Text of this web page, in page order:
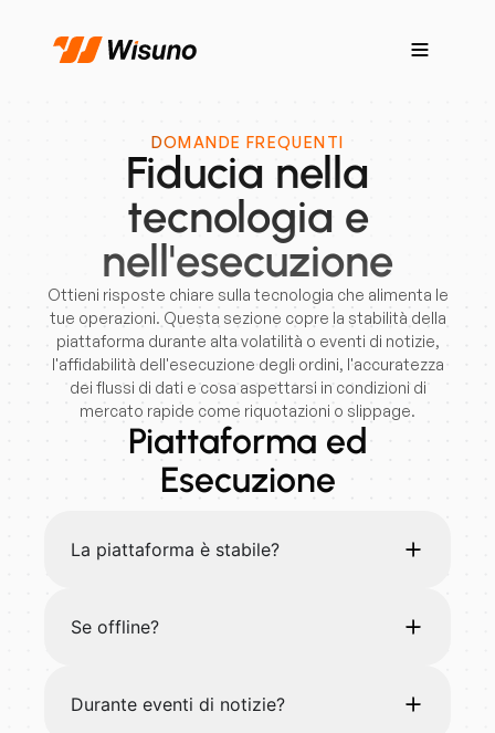
DOMANDE FREQUENTI
Fiducia nella
tecnologia e
nell'esecuzione
Ottieni risposte chiare sulla tecnologia che alimenta le
tue operazioni. Questa sezione copre la stabilità della
piattaforma durante alta volatilità o eventi di notizie,
l'affidabilità dell'esecuzione degli ordini, l'accuratezza
dei flussi di dati e cosa aspettarsi in condizioni di
mercato rapide come riquotazioni o slippage.
Piattaforma ed
Esecuzione
La piattaforma è stabile?
Se offline?
Durante eventi di notizie?